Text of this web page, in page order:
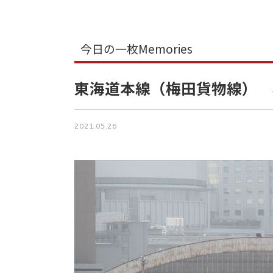
今日の一枚Memories
東海道本線（梅田貨物線）
2021.05.26